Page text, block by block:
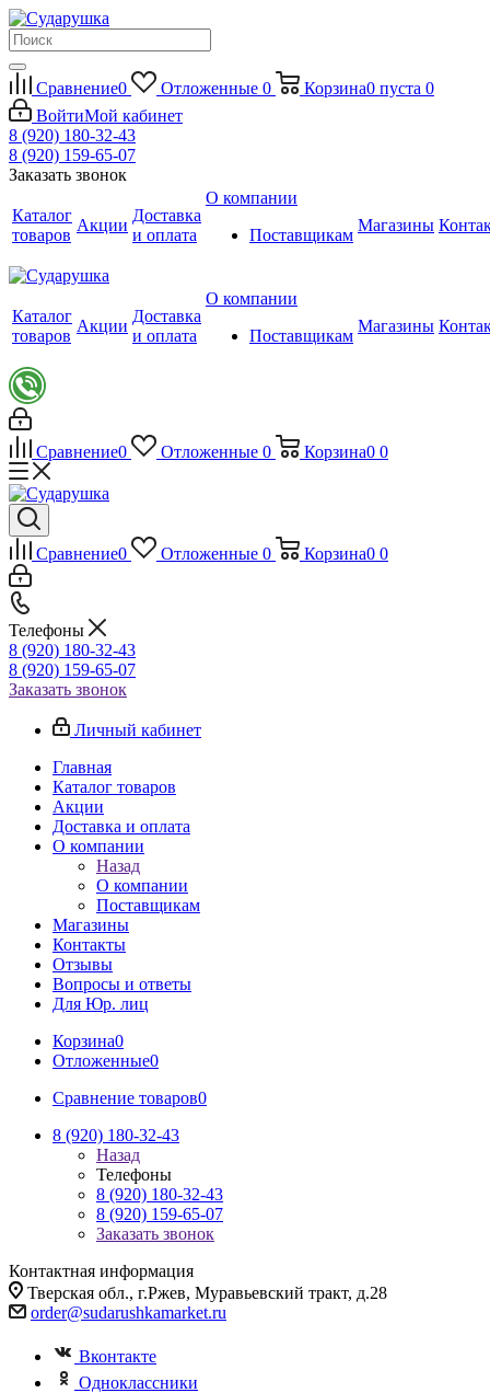
Сравнение0 Отложенные 0 Корзина0 пуста 0
ВойтиМой кабинет
8 (920) 180-32-43
8 (920) 159-65-07
Заказать звонок
Каталог
товаров
Акции
Доставка
и оплата
О компании
Поставщикам
Магазины
Каталог
товаров
Акции
Доставка
и оплата
О компании
Поставщикам
Магазины
Сравнение0 Отложенные 0 Корзина0 0
Сравнение0 Отложенные 0 Корзина0 0
Телефоны
8 (920) 180-32-43
8 (920) 159-65-07
Заказать звонок
Личный кабинет
Главная
Каталог товаров
Акции
Доставка и оплата
О компании
Назад
О компании
Поставщикам
Магазины
Контакты
Отзывы
Вопросы и ответы
Для Юр. лиц
Корзина0
Отложенные0
Сравнение товаров0
8 (920) 180-32-43
Назад
Телефоны
8 (920) 180-32-43
8 (920) 159-65-07
Заказать звонок
Контактная информация
Тверская обл., г.Ржев, Муравьевский тракт, д.28
order@sudarushkamarket.ru
Вконтакте
Одноклассники